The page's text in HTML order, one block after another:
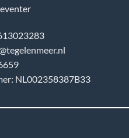
NL002358387B33